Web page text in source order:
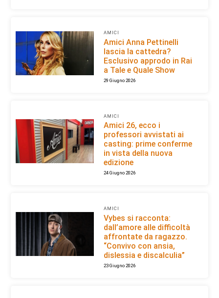
AMICI
Amici Anna Pettinelli
lascia la cattedra?
Esclusivo approdo in Rai
a Tale e Quale Show
29 Giugno 2026
AMICI
Amici 26, ecco i
professori avvistati ai
casting: prime conferme
in vista della nuova
edizione
24 Giugno 2026
AMICI
Vybes si racconta:
dall’amore alle difficoltà
affrontate da ragazzo.
“Convivo con ansia,
dislessia e discalculia”
23 Giugno 2026